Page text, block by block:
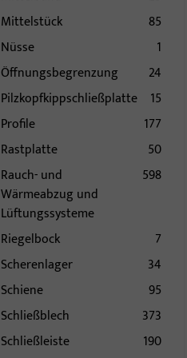
Mittelstück
85
Nüsse
1
Öffnungsbegrenzung
24
Pilzkopfkippschließplatte
15
Profile
177
Rastplatte
50
Rauch- und
Wärmeabzug und
Lüftungssysteme
598
Riegelbock
7
Scherenlager
34
Schiene
95
Schließblech
373
Schließleiste
190